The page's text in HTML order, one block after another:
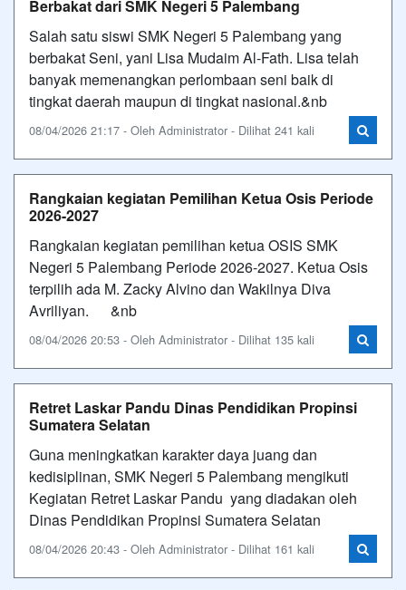
Berbakat dari SMK Negeri 5 Palembang
Salah satu siswi SMK Negeri 5 Palembang yang
berbakat Seni, yani Lisa Mudaim Al-Fath. Lisa telah
banyak memenangkan perlombaan seni baik di
tingkat daerah maupun di tingkat nasional.&nb
08/04/2026 21:17 - Oleh Administrator - Dilihat 241 kali
Rangkaian kegiatan Pemilihan Ketua Osis Periode
2026-2027
Rangkaian kegiatan pemilihan ketua OSIS SMK
Negeri 5 Palembang Periode 2026-2027. Ketua Osis
terpilih ada M. Zacky Alvino dan Wakilnya Diva
Avriliyan. &nb
08/04/2026 20:53 - Oleh Administrator - Dilihat 135 kali
Retret Laskar Pandu Dinas Pendidikan Propinsi
Sumatera Selatan
Guna meningkatkan karakter daya juang dan
kedisiplinan, SMK Negeri 5 Palembang mengikuti
Kegiatan Retret Laskar Pandu yang diadakan oleh
Dinas Pendidikan Propinsi Sumatera Selatan
08/04/2026 20:43 - Oleh Administrator - Dilihat 161 kali